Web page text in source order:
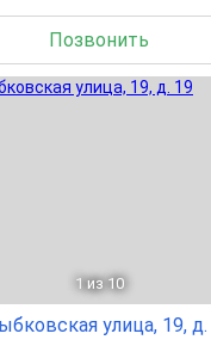
Позвонить
1 из 10
улица, 19,